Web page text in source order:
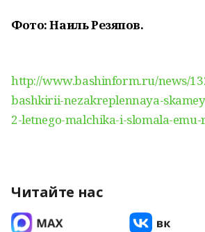
Фото: Наиль Резяпов.
http://www.bashinform.ru/news/
bashkirii-nezakreplennaya-
2-letnego-malchika-i-slomala-
Читайте нас